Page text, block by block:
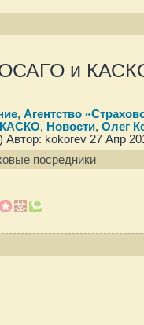
и
, Агентство
КАСКО, Новости, Олег
) Автор: kokorev 27 Апр
посредники